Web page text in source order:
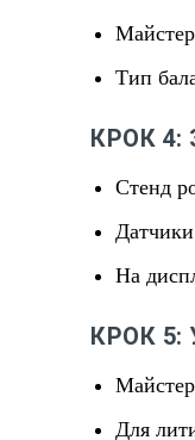
Тип
КРОК 4:
Стенд
На
КРОК 5:
Для